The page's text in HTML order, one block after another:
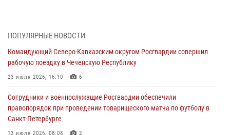
06 августа 2026, 12:35 1
Росгвардейцы провели выставку вооружения для участников сбора
«Гвардеец» в Пензе (видео)
06 августа 2026, 12:00
В Курске росгвардейцы приняли участие в митинге, посвященном
второй годовщине вторжения ВСУ на территорию области
06 августа 2026, 11:56
ПОПУЛЯРНЫЕ НОВОСТИ
Командующий Северо-Кавказским округом Росгвардии совершил
рабочую поездку в Чеченскую Республику
23 июля 2026, 16:10 6
Сотрудники и военнослужащие Росгвардии обеспечили
правопорядок при проведении товарищеского матча по футболу в
Санкт-Петербурге
13 июля 2026, 08:08 2